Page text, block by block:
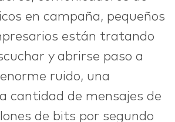
en campaña, pequeños
están tratando
y abrirse paso a
ruido, una
cantidad de mensajes de
de bits por segundo